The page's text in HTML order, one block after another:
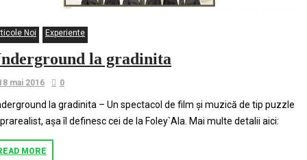
Noi Experiente
la gradinita
mai 2016 0
la gradinita – Un spectacol de film și muzică de tip puzzle
așa îl definesc cei de la Foley`Ala. Mai multe detalii aici:
MORE